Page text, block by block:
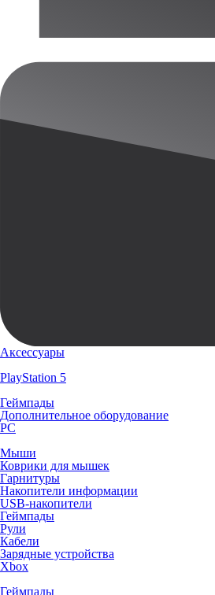
Аксессуары
PlayStation 5
Геймпады
Дополнительное оборудование
PC
Мыши
Коврики для мышек
Гарнитуры
Накопители информации
USB-накопители
Геймпады
Рули
Кабели
Зарядные устройства
Xbox
Геймпады